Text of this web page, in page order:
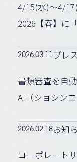
4/15(水)〜4/
2026【春】に
2026.03.11プレ
書類審査を自
AI（ショシン
2026.02.18お知
コーポレート